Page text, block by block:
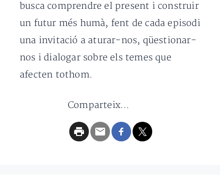
busca comprendre el present i construir
un futur més humà, fent de cada episodi
una invitació a aturar-nos, qüestionar-
nos i dialogar sobre els temes que
afecten tothom.
Comparteix...